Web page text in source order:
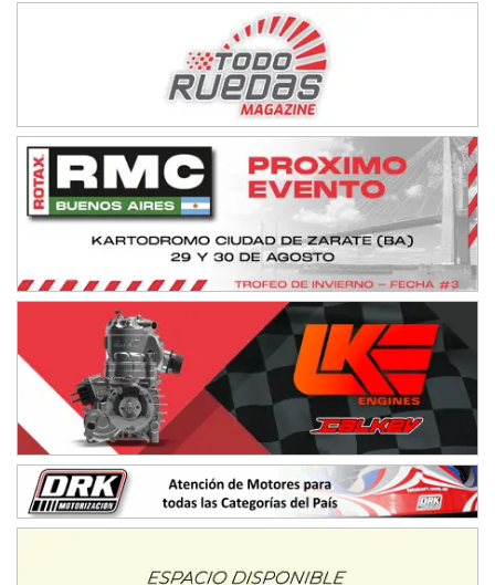
COBERTURA ESPECIAL DE E-KART.COM.AR
Ramiro Tot (Asfalto)
Baradero (Buenos Aires)
KDO - F6
Ciudad de Trenque Lauquen (Asfalto)
Trenque Lauquen (Buenos Aires)
ENTRERRIANO - F6 (POSTERGADA)
Parque de la Velocidad (Asfalto)
Villaguay (Entre Ríos)
VICTORIENSE - F7
El Cerro (Tierra)
Victoria (Entre Ríos)
PATAGONICO - F6
Moto Club Reginense (Tierra)
Gral. E. Godoy (Río Negro)
Humboldt (Santa Fe)